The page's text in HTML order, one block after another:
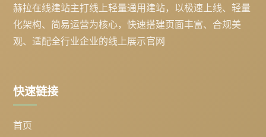
赫拉在线建站主打线上轻量通用建站，以极速上线、轻量
化架构、简易运营为核心，快速搭建页面丰富、合规美
观、适配全行业企业的线上展示官网
快速链接
首页